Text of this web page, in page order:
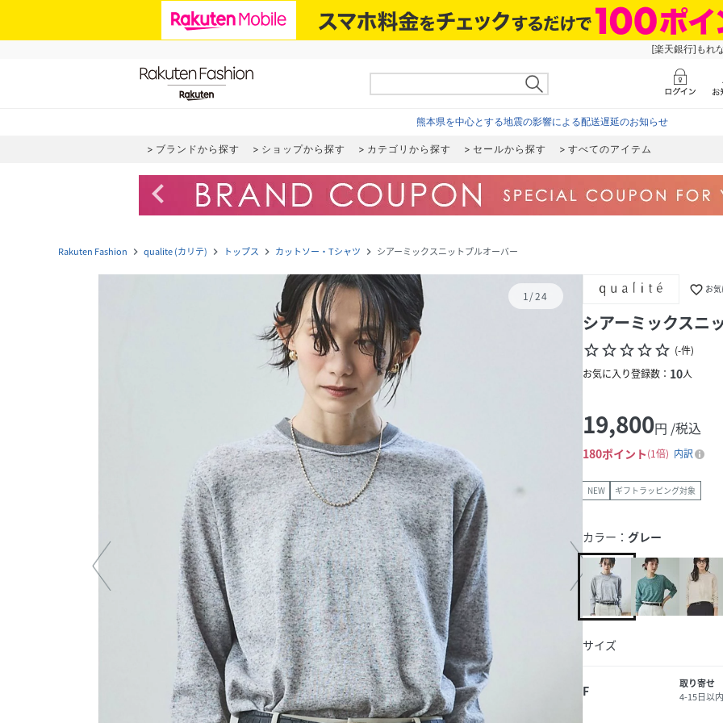
[楽天銀行]もれ
熊本県を中心とする地震の影響による配送遅延のお知らせ
ブランドから探す ショップから探す カテゴリから探す セールから探す すべてのアイテム
navigate_before
Rakuten Fashion navigate_next qualite (カリテ) navigate_next トップス navigate_next カットソー・Tシャツ navigate_next シアーミックスニットプルオーバー
1/24 favorite_border お
シアーミックスニ
star_borderstar_borderstar_borderstar_borderstar_border (-件)
お気に入り登録数： 10人
19,800円 /税込
180ポイント 1倍 内訳
NEW ギフトラッピング対象
カラー： グレー
サイズ
F
取り寄せ
4-15日以